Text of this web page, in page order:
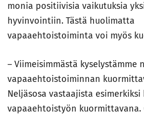
monia positiivisia vaikutuksia
hyvinvointiin. Tästä huolimatta
vapaaehtoistoiminta voi myös
– Viimeisimmästä kyselystämme
vapaaehtoistoiminnan
Neljäsosa vastaajista
vapaaehtoistyön kuormittavana.